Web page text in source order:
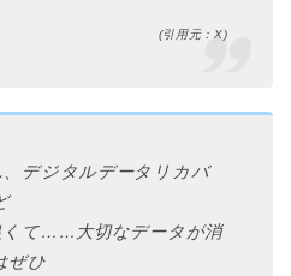
(引用元：X)
デジタルデータリカバ
くて……大切なデータが消
ぜひ